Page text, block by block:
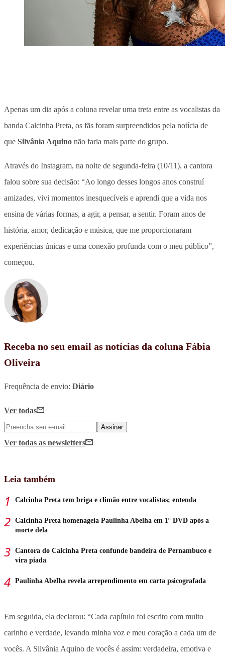
Apenas um dia após a coluna revelar uma treta entre as vocalistas da
banda Calcinha Preta, os fãs foram surpreendidos pela notícia de
que Silvânia Aquino não faria mais parte do grupo.
Através do Instagram, na noite de segunda-feira (10/11), a cantora
falou sobre sua decisão: “Ao longo desses longos anos construí
amizades, vivi momentos inesquecíveis e aprendi que a vida nos
ensina de várias formas, a agir, a pensar, a sentir. Foram anos de
história, amor, dedicação e música, que me proporcionaram
experiências únicas e uma conexão profunda com o meu público”,
começou.
Receba no seu email as notícias da coluna Fábia
Oliveira
Frequência de envio: Diário
Ver todas
Assinar
Ver todas as newsletters
Leia também
Calcinha Preta tem briga e climão entre vocalistas; entenda
Calcinha Preta homenageia Paulinha Abelha em 1º DVD após a
morte dela
Cantora do Calcinha Preta confunde bandeira de Pernambuco e
vira piada
Paulinha Abelha revela arrependimento em carta psicografada
Em seguida, ela declarou: “Cada capítulo foi escrito com muito
carinho e verdade, levando minha voz e meu coração a cada um de
vocês. A Silvânia Aquino de vocês é assim: verdadeira, emotiva e